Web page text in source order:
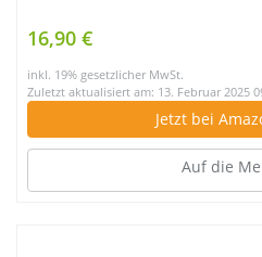
16,90 €
inkl. 19% gesetzlicher MwSt.
Zuletzt aktualisiert am: 13. Februar 2025
Jetzt bei
Auf die